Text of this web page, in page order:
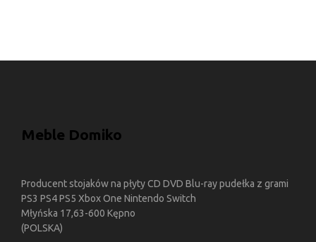
Meble Domiko
Producent stojaków na płyty CD DVD Blu-ray pudełka z grami
PS3 PS4 PS5 Xbox One Nintendo Switch
Młyńska 17,63-600 Kępno
(POLSKA)